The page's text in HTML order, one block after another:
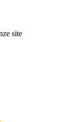
site